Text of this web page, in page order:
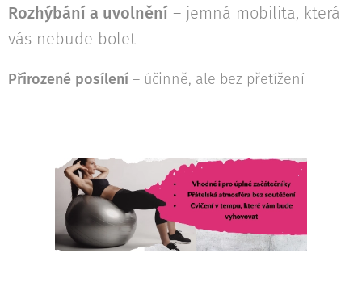
Rozhýbání a uvolnění – jemná mobilita, která
vás nebude bolet
Přirozené posílení – účinně, ale bez přetížení